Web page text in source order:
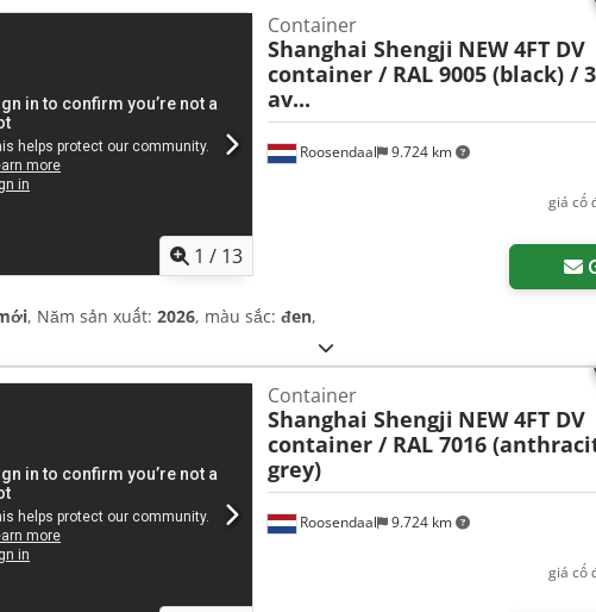
1 / 13
Roosendaal 9.724 km
Container
Shanghai Shengji NEW 4FT DV
container / RAL 9005 (black) /
av...
giá cố
, Năm sản xuất: 2026, màu sắc: đen,
Roosendaal 9.724 km
Container
Shanghai Shengji NEW 4FT DV
container / RAL 7016
grey)
giá cố